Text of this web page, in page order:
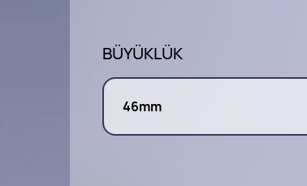
BÜYÜKLÜK
46mm